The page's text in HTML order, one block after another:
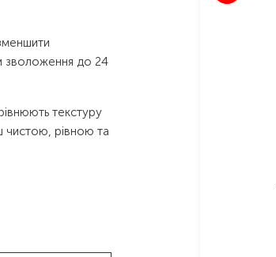
зволоження до 24
текстуру
чистою, рівною та